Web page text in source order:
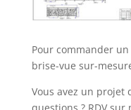
Pour commander
brise-vue sur-
Vous avez un projet
questions ? RDV